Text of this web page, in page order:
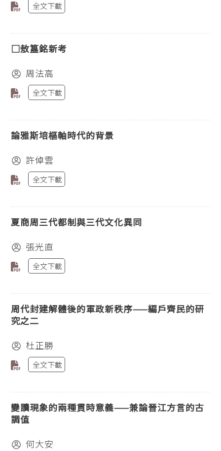
全文下載
□敖簋銘新考
周法高
全文下載
論雅斯培樞軸時代的背景
許倬雲
全文下載
夏商周三代都制與三代文化異同
張光直
全文下載
周代封建解體後的軍政新秩序——編戶齊民的研
究之二
杜正勝
全文下載
變讀現象的兩種貫時意義——兼論晉江方言的古
調值
何大安